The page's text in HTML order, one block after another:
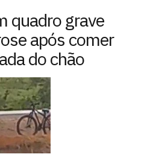
quadro grave
após comer
do chão